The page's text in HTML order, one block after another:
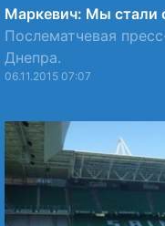
Маркевич: Мы стали
Послематчевая
Днепра.
06.11.2015 07:07